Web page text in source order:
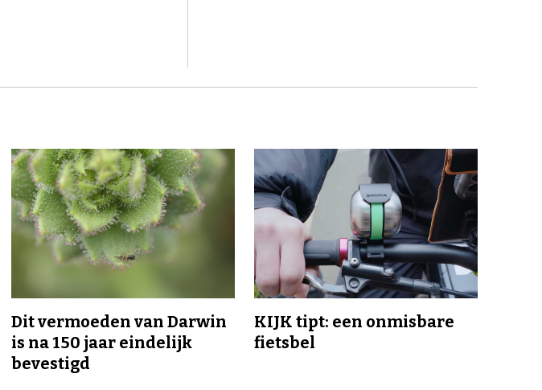
Dit vermoeden van Darwin
is na 150 jaar eindelijk
bevestigd
KIJK tipt: een onmisbare
fietsbel